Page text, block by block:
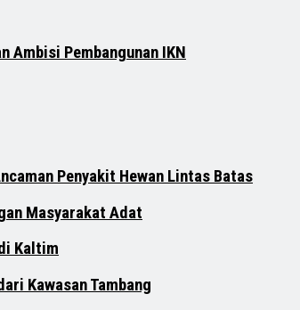
Ambisi Pembangunan IKN
Penyakit Hewan Lintas Batas
Masyarakat Adat
Kaltim
Kawasan Tambang